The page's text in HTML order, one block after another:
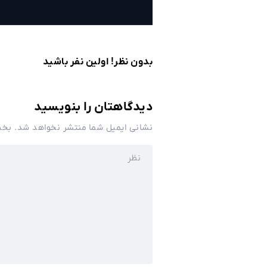
بدون نظر! اولین نفر باشید
دیدگاهتان را بنویسید
نشانی ایمیل شما منتشر نخواهد شد.